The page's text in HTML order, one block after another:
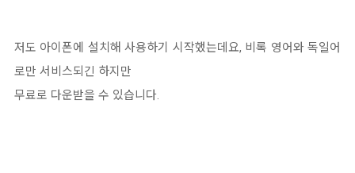
저도 아이폰에 설치해 사용하기 시작했는데요, 비록 영어와 독일어
로만 서비스되긴 하지만
무료로 다운받을 수 있습니다.